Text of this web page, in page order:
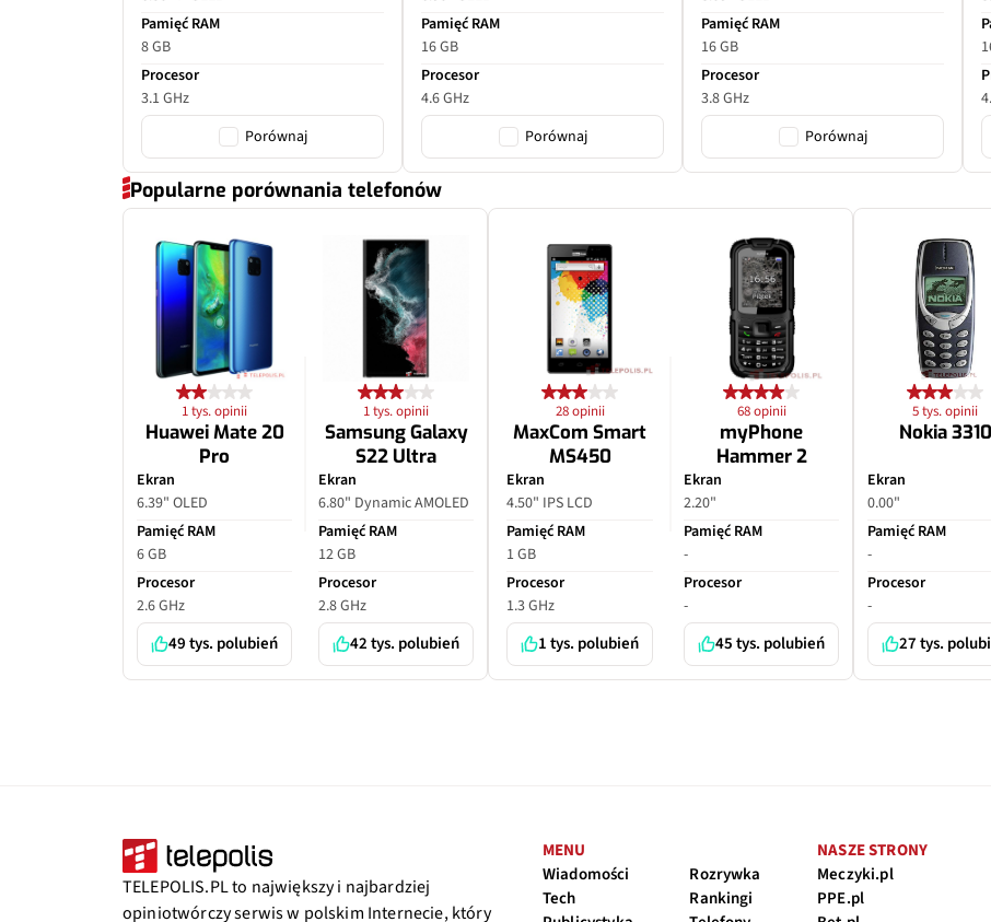
Pamięć RAM
8 GB
Procesor
3.1 GHz
Porównaj
Pamięć RAM
16 GB
Procesor
4.6 GHz
Porównaj
Pamięć RAM
16 GB
Procesor
3.8 GHz
Porównaj
Popularne porównania telefonów
1 tys. opinii
Huawei Mate 20
Pro
Ekran
6.39" OLED
Pamięć RAM
6 GB
Procesor
2.6 GHz
49 tys. polubień
1 tys. opinii
Samsung Galaxy
S22 Ultra
Ekran
6.80" Dynamic AMOLED
Pamięć RAM
12 GB
Procesor
2.8 GHz
42 tys. polubień
28 opinii
MaxCom Smart
MS450
Ekran
4.50" IPS LCD
Pamięć RAM
1 GB
Procesor
1.3 GHz
1 tys. polubień
68 opinii
myPhone
Hammer 2
Ekran
2.20"
Pamięć RAM
-
Procesor
-
45 tys. polubień
5 tys. opinii
Nokia 3310
Ekran
0.00"
Pamięć RAM
-
Procesor
-
27 tys.
TELEPOLIS.PL to największy i najbardziej
opiniotwórczy serwis w polskim Internecie, który
MENU
Wiadomości
Tech
Rozrywka
Rankingi
NASZE STRONY
Meczyki.pl
PPE.pl